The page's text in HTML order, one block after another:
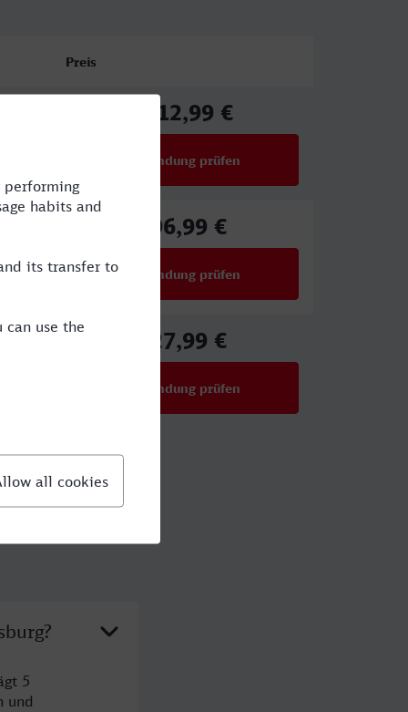
Preis
112,99 €
Verbindung prüfen
96,99 €
Verbindung prüfen
27,99 €
Verbindung prüfen
5
und